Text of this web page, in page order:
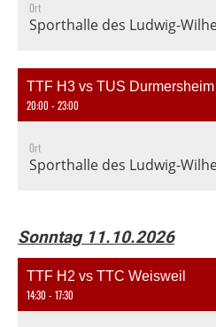
Ort
Sporthalle des Ludwig-
TTF H3 vs TUS Durmersheim
20:00 - 23:00
Ort
Sporthalle des Ludwig-
Sonntag 11.10.2026
TTF H2 vs TTC Weisweil
14:30 - 17:30